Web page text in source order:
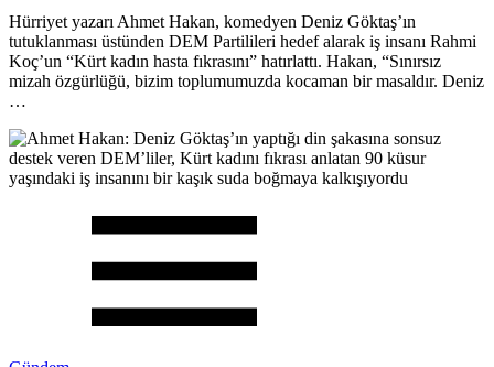
Hürriyet yazarı Ahmet Hakan, komedyen Deniz Göktaş’ın
tutuklanması üstünden DEM Partilileri hedef alarak iş insanı Rahmi
Koç’un “Kürt kadın hasta fıkrasını” hatırlattı. Hakan, “Sınırsız
mizah özgürlüğü, bizim toplumumuzda kocaman bir masaldır. Deniz
…